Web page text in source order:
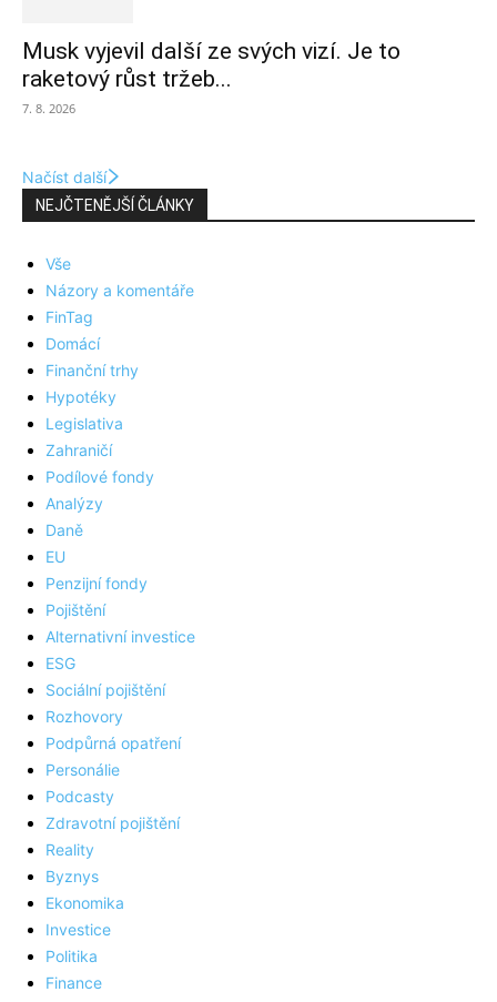
Musk vyjevil další ze svých vizí. Je to
raketový růst tržeb...
7. 8. 2026
Načíst další
NEJČTENĚJŠÍ ČLÁNKY
Vše
Názory a komentáře
FinTag
Domácí
Finanční trhy
Hypotéky
Legislativa
Zahraničí
Podílové fondy
Analýzy
Daně
EU
Penzijní fondy
Pojištění
Alternativní investice
ESG
Sociální pojištění
Rozhovory
Podpůrná opatření
Personálie
Podcasty
Zdravotní pojištění
Reality
Byznys
Ekonomika
Investice
Politika
Finance